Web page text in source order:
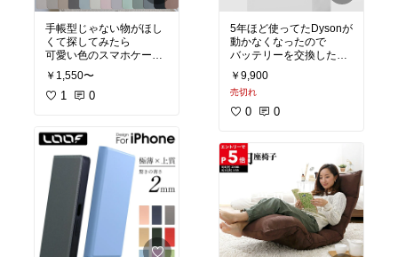
ハードタイプ（今までの
やつ）は相変わらず良き
✨
1,000円で10個ならコス
パも良きです💓
#買ってよかった
#必需品
#キッチンのスポンジ
#ダスキンのスポンジ
#新生活
手帳型じゃない物がほし
くて探してみたら
可愛い色のスマホケース
発見👀💕
#買ってよかった
￥1,550〜
1 0
#あったら便利
5年ほど使ってたDysonが
動かなくなったので
バッテリーを交換したら
復活しました✨
#買ってよかった
￥9,900
売切れ
0 0